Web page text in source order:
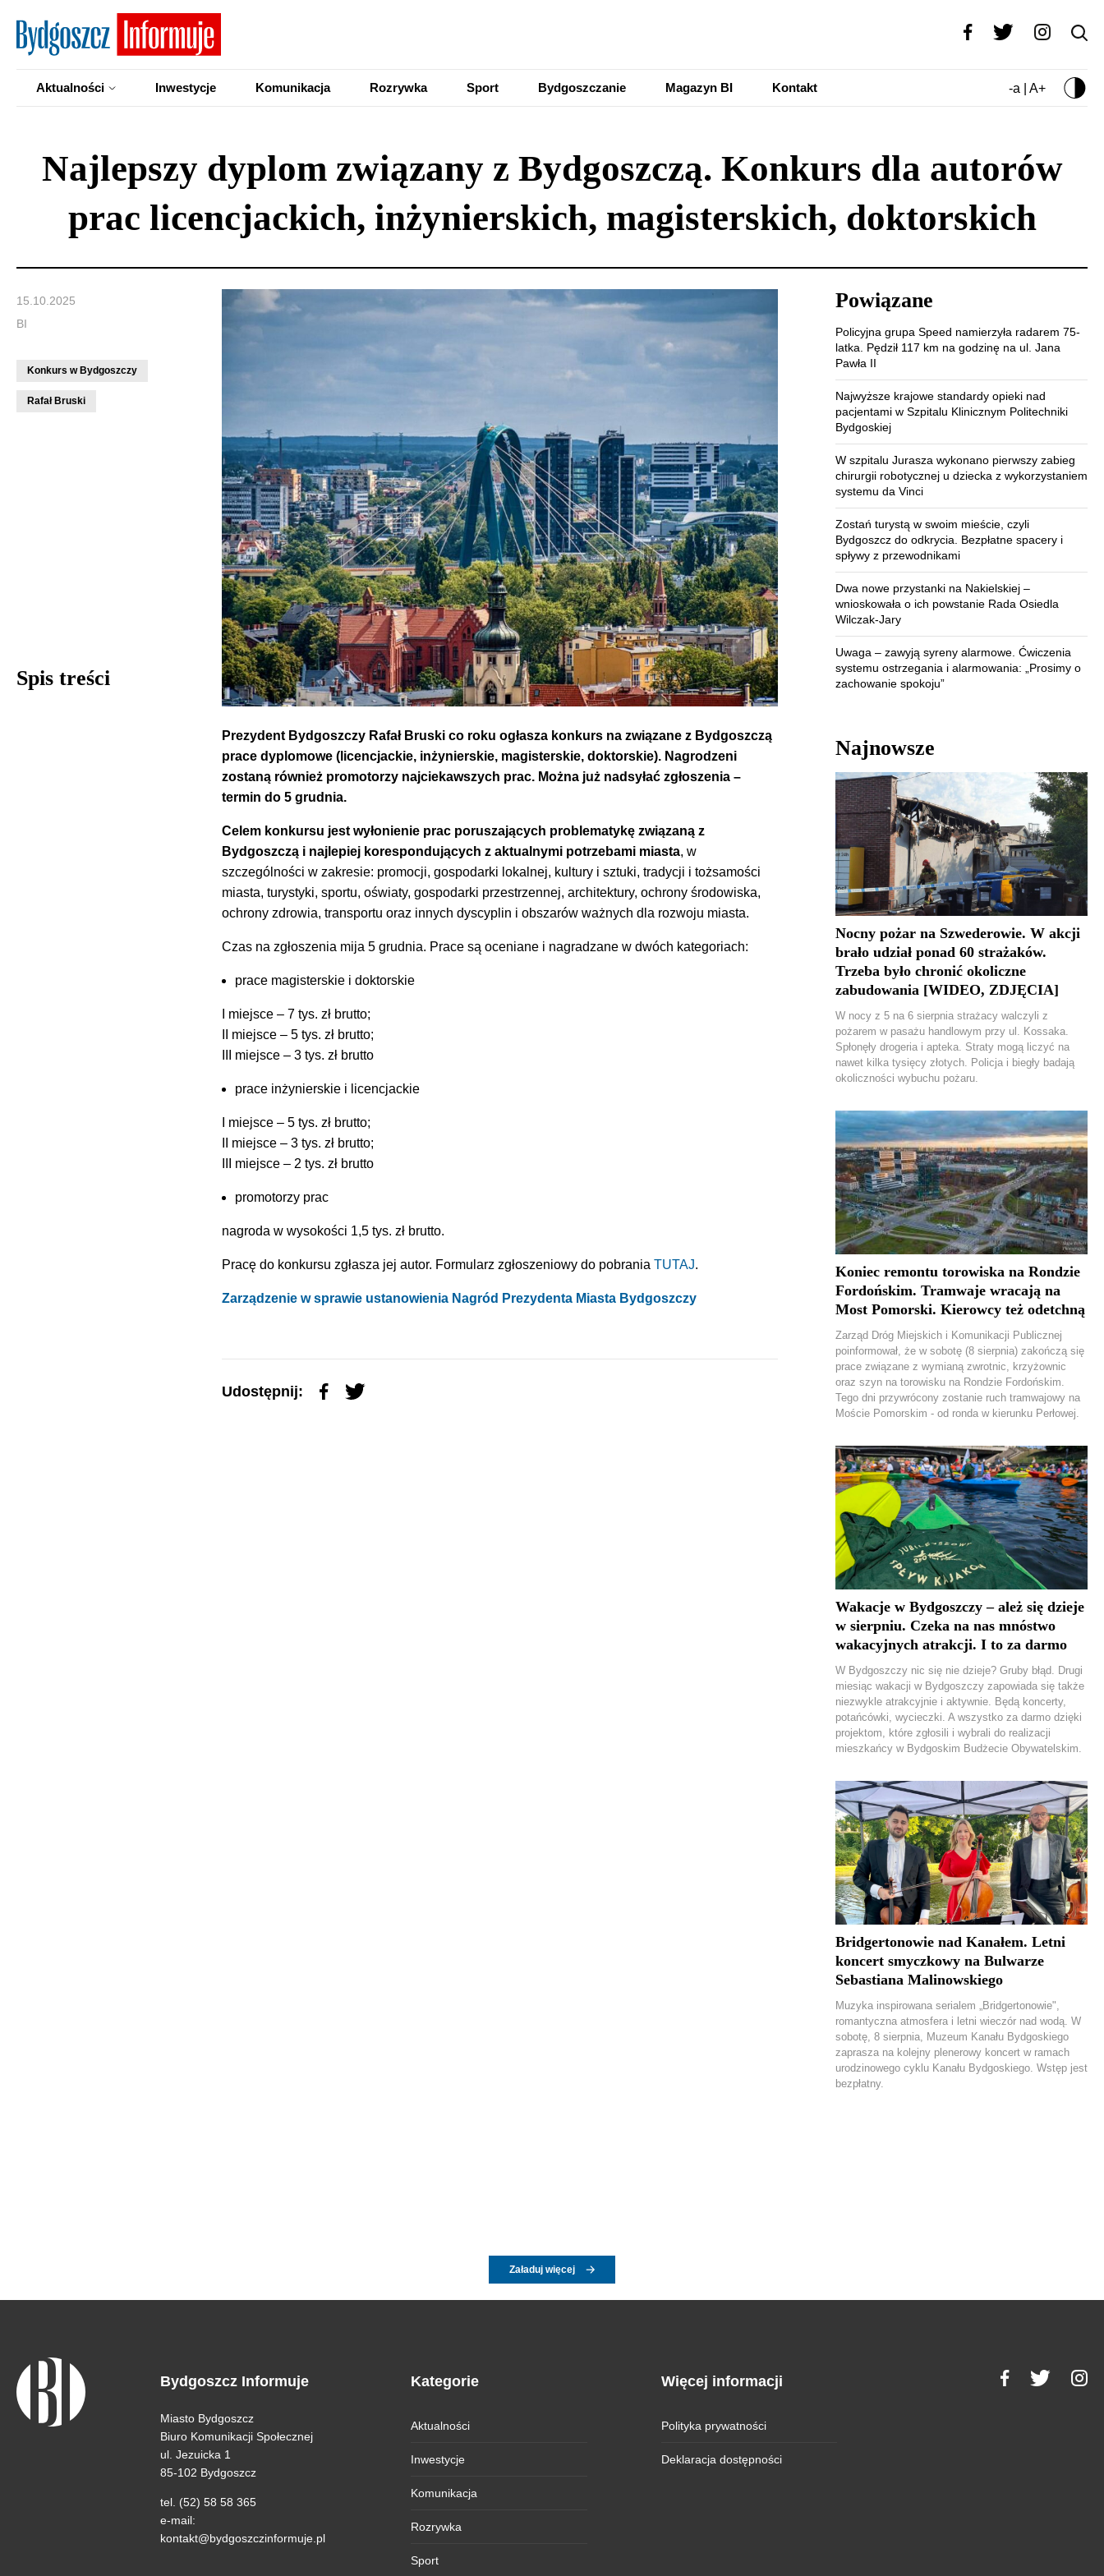
Aktualności Inwestycje Komunikacja Rozrywka Sport Bydgoszczanie Magazyn BI Kontakt -a | A+
Najlepszy dyplom związany z Bydgoszczą. Konkurs dla autorów
prac licencjackich, inżynierskich, magisterskich, doktorskich
15.10.2025
BI
Konkurs w Bydgoszczy
Rafał Bruski
Spis treści
Prezydent Bydgoszczy Rafał Bruski co roku ogłasza konkurs na związane z Bydgoszczą
prace dyplomowe (licencjackie, inżynierskie, magisterskie, doktorskie). Nagrodzeni
zostaną również promotorzy najciekawszych prac. Można już nadsyłać zgłoszenia –
termin do 5 grudnia.
Celem konkursu jest wyłonienie prac poruszających problematykę związaną z
Bydgoszczą i najlepiej korespondujących z aktualnymi potrzebami miasta, w
szczególności w zakresie: promocji, gospodarki lokalnej, kultury i sztuki, tradycji i tożsamości
miasta, turystyki, sportu, oświaty, gospodarki przestrzennej, architektury, ochrony środowiska,
ochrony zdrowia, transportu oraz innych dyscyplin i obszarów ważnych dla rozwoju miasta.
Czas na zgłoszenia mija 5 grudnia. Prace są oceniane i nagradzane w dwóch kategoriach:
prace magisterskie i doktorskie
I miejsce – 7 tys. zł brutto;
II miejsce – 5 tys. zł brutto;
III miejsce – 3 tys. zł brutto
prace inżynierskie i licencjackie
I miejsce – 5 tys. zł brutto;
II miejsce – 3 tys. zł brutto;
III miejsce – 2 tys. zł brutto
promotorzy prac
nagroda w wysokości 1,5 tys. zł brutto.
Pracę do konkursu zgłasza jej autor. Formularz zgłoszeniowy do pobrania TUTAJ.
Zarządzenie w sprawie ustanowienia Nagród Prezydenta Miasta Bydgoszczy
Udostępnij:
Powiązane
Policyjna grupa Speed namierzyła radarem 75-
latka. Pędził 117 km na godzinę na ul. Jana
Pawła II
Najwyższe krajowe standardy opieki nad
pacjentami w Szpitalu Klinicznym Politechniki
Bydgoskiej
W szpitalu Jurasza wykonano pierwszy zabieg
chirurgii robotycznej u dziecka z wykorzystaniem
systemu da Vinci
Zostań turystą w swoim mieście, czyli
Bydgoszcz do odkrycia. Bezpłatne spacery i
spływy z przewodnikami
Dwa nowe przystanki na Nakielskiej –
wnioskowała o ich powstanie Rada Osiedla
Wilczak-Jary
Uwaga – zawyją syreny alarmowe. Ćwiczenia
systemu ostrzegania i alarmowania: „Prosimy o
zachowanie spokoju”
Najnowsze
Nocny pożar na Szwederowie. W akcji
brało udział ponad 60 strażaków.
Trzeba było chronić okoliczne
zabudowania [WIDEO, ZDJĘCIA]
W nocy z 5 na 6 sierpnia strażacy walczyli z
pożarem w pasażu handlowym przy ul. Kossaka.
Spłonęły drogeria i apteka. Straty mogą liczyć na
nawet kilka tysięcy złotych. Policja i biegły badają
okoliczności wybuchu pożaru.
Koniec remontu torowiska na Rondzie
Fordońskim. Tramwaje wracają na
Most Pomorski. Kierowcy też odetchną
Zarząd Dróg Miejskich i Komunikacji Publicznej
poinformował, że w sobotę (8 sierpnia) zakończą się
prace związane z wymianą zwrotnic, krzyżownic
oraz szyn na torowisku na Rondzie Fordońskim.
Tego dni przywrócony zostanie ruch tramwajowy na
Moście Pomorskim - od ronda w kierunku Perłowej.
Wakacje w Bydgoszczy – ależ się dzieje
w sierpniu. Czeka na nas mnóstwo
wakacyjnych atrakcji. I to za darmo
W Bydgoszczy nic się nie dzieje? Gruby błąd. Drugi
miesiąc wakacji w Bydgoszczy zapowiada się także
niezwykle atrakcyjnie i aktywnie. Będą koncerty,
potańcówki, wycieczki. A wszystko za darmo dzięki
projektom, które zgłosili i wybrali do realizacji
mieszkańcy w Bydgoskim Budżecie Obywatelskim.
Bridgertonowie nad Kanałem. Letni
koncert smyczkowy na Bulwarze
Sebastiana Malinowskiego
Muzyka inspirowana serialem „Bridgertonowie",
romantyczna atmosfera i letni wieczór nad wodą. W
sobotę, 8 sierpnia, Muzeum Kanału Bydgoskiego
zaprasza na kolejny plenerowy koncert w ramach
urodzinowego cyklu Kanału Bydgoskiego. Wstęp jest
bezpłatny.
Załaduj więcej
Bydgoszcz Informuje
Miasto Bydgoszcz
Biuro Komunikacji Społecznej
ul. Jezuicka 1
85-102 Bydgoszcz
tel. (52) 58 58 365
e-mail:
kontakt@bydgoszczinformuje.pl
Kategorie
Aktualności
Inwestycje
Komunikacja
Rozrywka
Sport
Więcej informacji
Polityka prywatności
Deklaracja dostępności